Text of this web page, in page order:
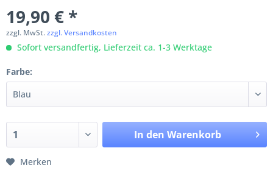
19,90 € *
zzgl. MwSt.zzgl. Versandkosten
Sofort versandfertig, Lieferzeit ca. 1-3 Werktage
Farbe:
In den Warenkorb
Merken